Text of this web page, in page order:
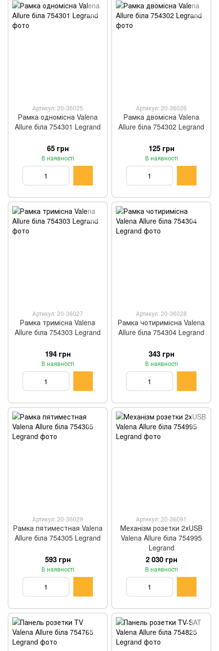
Артикул: 20-36025
Рамка одномісна Valena
Allure біла 754301 Legrand
65 грн
В наявності
Артикул: 20-36026
Рамка двомісна Valena
Allure біла 754302 Legrand
125 грн
В наявності
Артикул: 20-36027
Рамка тримісна Valena
Allure біла 754303 Legrand
194 грн
В наявності
Артикул: 20-36028
Рамка чотиримісна Valena
Allure біла 754304 Legrand
343 грн
В наявності
Артикул: 20-36029
Рамка пятиместная Valena
Allure біла 754305 Legrand
593 грн
В наявності
Артикул: 20-36091
Механізм розетки 2хUSB
Valena Allure біла 754995
Legrand
2 030 грн
В наявності